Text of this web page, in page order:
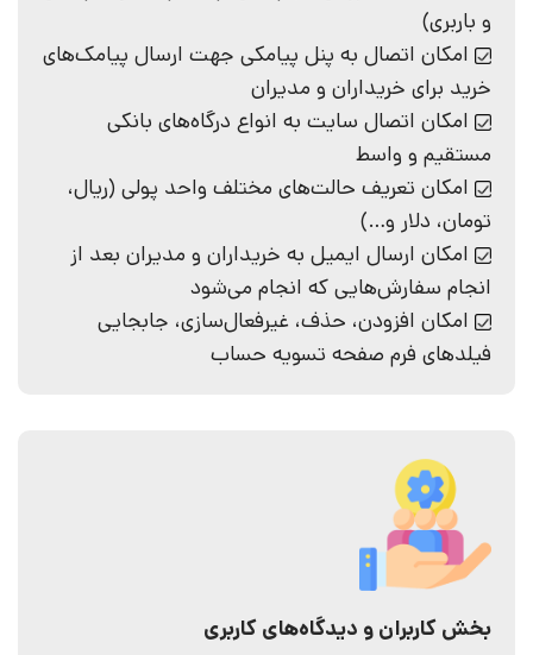
و باربری)
امکان اتصال به پنل پیامکی جهت ارسال پیامک‌های
خرید برای خریداران و مدیران
امکان اتصال سایت به انواع درگاه‌های بانکی
مستقیم و واسط
امکان تعریف حالت‌های مختلف واحد پولی (ریال،
تومان، دلار و…)
امکان ارسال ایمیل به خریداران و مدیران بعد از
انجام سفارش‌هایی که انجام می‌شود
امکان افزودن، حذف، غیرفعال‌سازی، جابجایی
فیلد‌های فرم صفحه تسویه حساب
بخش کاربران و دیدگاه‌های کاربری